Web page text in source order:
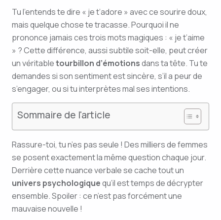
Tu l’entends te dire « je t’adore » avec ce sourire doux,
mais quelque chose te tracasse. Pourquoi il ne
prononce jamais ces trois mots magiques : « je t’aime
» ? Cette différence, aussi subtile soit-elle, peut créer
un véritabletourbillon d’émotionsdans ta tête. Tu te
demandes si son sentiment est sincère, s’il a peur de
s’engager, ou si tu interprètes mal ses intentions.
Sommaire de l'article
Rassure-toi, tu n’es pas seule ! Des milliers de femmes
se posent exactement la même question chaque jour.
Derrière cette nuance verbale se cache tout un
univers psychologiquequ’il est temps de décrypter
ensemble. Spoiler : ce n’est pas forcément une
mauvaise nouvelle !